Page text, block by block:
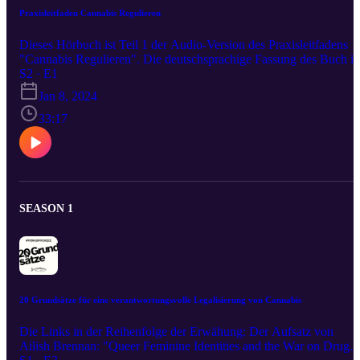
Praxisleitfaden Cannabis Regulieren
Dieses Hörbuch ist Teil 1 der Audio-Version des Praxisleitfadens
"Cannabis Regulieren". Die deutschsprachige Fassung des Buch
im Frühjahr 2023 erschienen, das englischsprachige Original der
Transform Drug Policy Foundation im Jahr 2022. Die
das Literaturverzeichnis und das Hörbuch-Skript, den Link zum
Buch und weitere Informationen über die Herausgeber findest du
unter: https://mybrainmychoice.de/cannabis-hoerbuch/ Die
Produktion wurde von Unterstützer*innen der My Brain My
Initiative finanziert. Kontakt: leitfaden@mybrainmychoice.de
S2 · E1
Jan 8, 2024
33:17
SEASON 1
20 Grundsätze für eine verantwortungsvolle Legalisierung von Cannabis
Die Links in der Reihenfolge der Erwähung: Der Aufsatz von
Ailish Brennan: "Queer Feminine Identities and the War on Drugs"